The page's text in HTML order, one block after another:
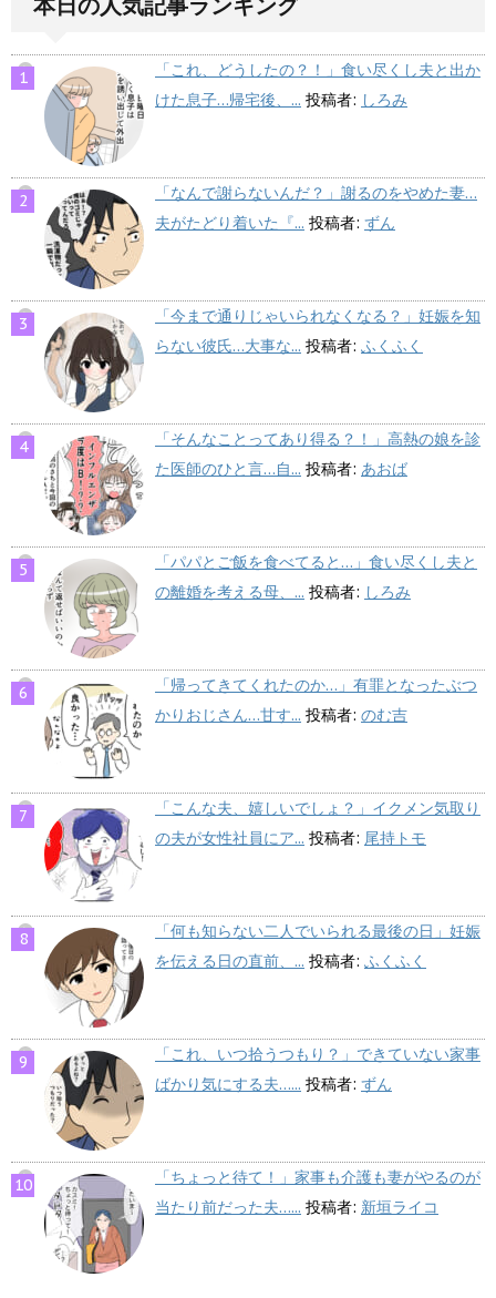
「これ、どうしたの？！」食い尽くし夫と出か
けた息子…帰宅後、... 投稿者: しろみ
「なんで謝らないんだ？」謝るのをやめた妻…
夫がたどり着いた『... 投稿者: ずん
「今まで通りじゃいられなくなる？」妊娠を知
らない彼氏…大事な... 投稿者: ふくふく
「そんなことってあり得る？！」高熱の娘を診
た医師のひと言…自... 投稿者: あおば
「パパとご飯を食べてると…」食い尽くし夫と
の離婚を考える母、... 投稿者: しろみ
「帰ってきてくれたのか…」有罪となったぶつ
かりおじさん…甘す... 投稿者: のむ吉
「こんな夫、嬉しいでしょ？」イクメン気取り
の夫が女性社員にア... 投稿者: 尾持トモ
「何も知らない二人でいられる最後の日」妊娠
を伝える日の直前、... 投稿者: ふくふく
「これ、いつ拾うつもり？」できていない家事
ばかり気にする夫…... 投稿者: ずん
「ちょっと待て！」家事も介護も妻がやるのが
当たり前だった夫…... 投稿者: 新垣ライコ